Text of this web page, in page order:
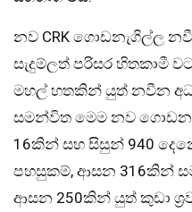
නව CRK ගොඩනැගිල්ල
සැදුම්ලත් පරිසර හිතකාමී
මහල් හතකින් යුත් නවීන
සමන්විත මෙම නව
16කින් සහ සිසුන් 940
පහසුකම්, ආසන 316කින්
ආසන 250කින් යුත් කුඩා